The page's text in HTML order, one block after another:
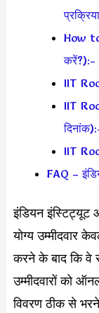
How
करें?):-
IIT
IIT
IIT
FAQ –
इंडियन इंस्टिट्यूट
योग्य उम्मीदवार
करने के बाद कि वे
उम्मीदवारों को
विवरण ठीक से भरने